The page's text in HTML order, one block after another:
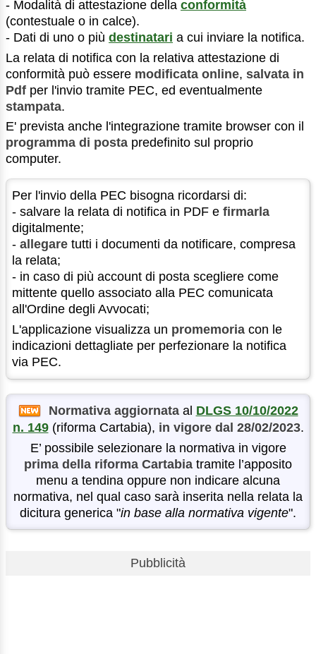
- Modalità di attestazione della conformità
(contestuale o in calce).
- Dati di uno o più destinatari a cui inviare la notifica.
La relata di notifica con la relativa attestazione di
conformità può essere modificata online, salvata in
Pdf per l'invio tramite PEC, ed eventualmente
stampata.
E' prevista anche l'integrazione tramite browser con il
programma di posta predefinito sul proprio
computer.
Per l'invio della PEC bisogna ricordarsi di:
- salvare la relata di notifica in PDF e firmarla
digitalmente;
- allegare tutti i documenti da notificare, compresa
la relata;
- in caso di più account di posta scegliere come
mittente quello associato alla PEC comunicata
all'Ordine degli Avvocati;
L'applicazione visualizza un promemoria con le
indicazioni dettagliate per perfezionare la notifica
via PEC.
Normativa aggiornataal DLGS 10/10/2022
n. 149 (riforma Cartabia), in vigore dal 28/02/2023.
E’ possibile selezionare la normativa in vigore
prima della riforma Cartabia tramite l’apposito
menu a tendina oppure non indicare alcuna
normativa, nel qual caso sarà inserita nella relata la
dicitura generica "in base alla normativa vigente".
Pubblicità